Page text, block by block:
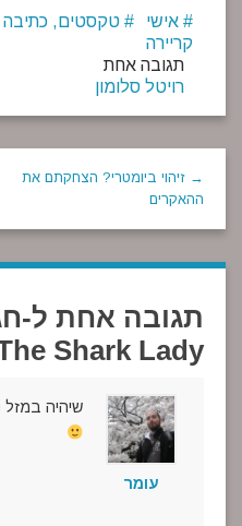
אישי טקסטים, כתיבה
קריירה
תגובה אחת
רויטל סלומון
→ זיהוי ביומטרי? הצחקתם את
ההאקרים
תגובה אחת ל-
Shark Lady
עומר
שיהיה במזל